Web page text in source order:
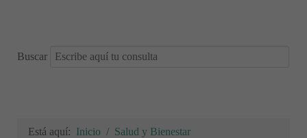
Buscar
Está aquí: Inicio
Salud y Bienestar